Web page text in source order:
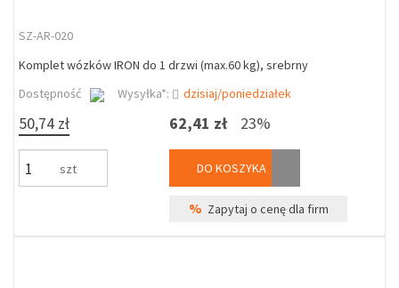
SZ-AR-020
Komplet wózków IRON do 1 drzwi (max.60 kg), srebrny
Dostępność
Wysyłka*: dzisiaj/poniedziałek
50,74 zł
szt
62,41 zł 23%
DO KOSZYKA
% Zapytaj o cenę dla firm